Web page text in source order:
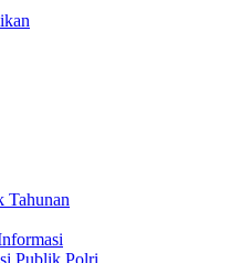
Tahunan
Publik Polri